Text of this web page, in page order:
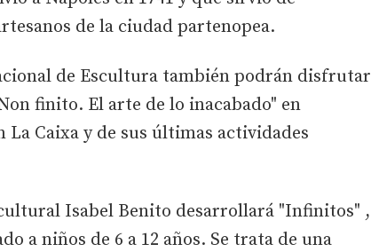
de la ciudad partenopea.
de Escultura también podrán disfrutar
finito. El arte de lo inacabado" en
Caixa y de sus últimas actividades
Isabel Benito desarrollará "Infinitos" ,
a niños de 6 a 12 años. Se trata de una